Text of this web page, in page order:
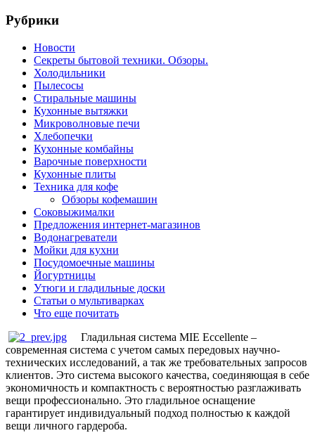
Рубрики
Новости
Секреты бытовой техники. Обзоры.
Холодильники
Пылесосы
Стиральные машины
Кухонные вытяжки
Микроволновые печи
Хлебопечки
Кухонные комбайны
Варочные поверхности
Кухонные плиты
Техника для кофе
Обзоры кофемашин
Соковыжималки
Предложения интернет-магазинов
Водонагреватели
Мойки для кухни
Посудомоечные машины
Йогуртницы
Утюги и гладильные доски
Статьи о мультиварках
Что еще почитать
Гладильная система MIE Eccellente –
современная система с учетом самых передовых научно-
технических исследований, а так же требовательных запросов
клиентов. Это система высокого качества, соединяющая в себе
экономичность и компактность с вероятностью разглаживать
вещи профессионально. Это гладильное оснащение
гарантирует индивидуальный подход полностью к каждой
вещи личного гардероба.